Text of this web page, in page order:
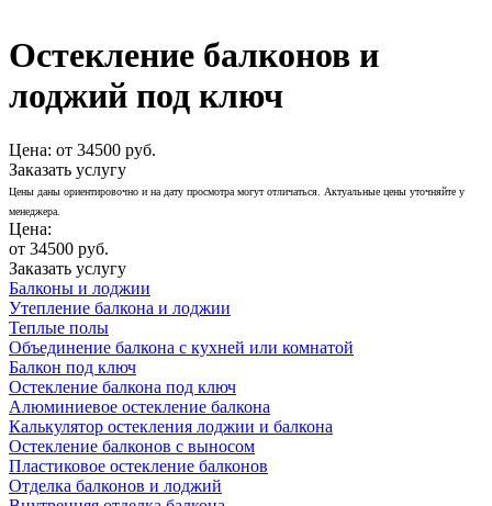
Остекление балконов и
лоджий под ключ
Цена: от 34500 руб.
Заказать услугу
Цены даны ориентировочно и на дату просмотра могут отличаться. Актуальные цены уточняйте у
менеджера.
Цена:
от 34500 руб.
Заказать услугу
Балконы и лоджии
Утепление балкона и лоджии
Теплые полы
Объединение балкона с кухней или комнатой
Балкон под ключ
Остекление балкона под ключ
Алюминиевое остекление балкона
Калькулятор остекления лоджии и балкона
Остекление балконов с выносом
Пластиковое остекление балконов
Отделка балконов и лоджий